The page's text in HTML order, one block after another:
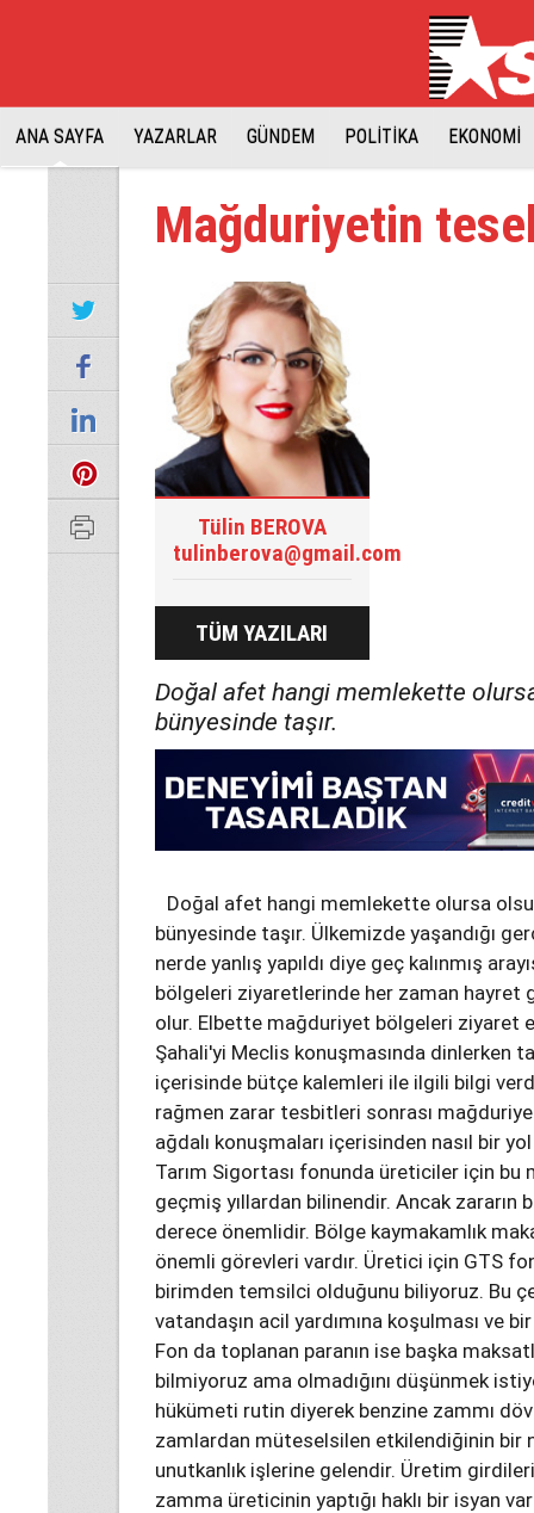
ANA SAYFA YAZARLAR GÜNDEM POLİTİKA EKONOMİ
Mağduriyetin
Tülin BEROVA
tulinberova@gmail.com
TÜM YAZILARI
Doğal afet hangi memlekette
bünyesinde taşır.
Doğal afet hangi memlekette olursa
bünyesinde taşır. Ülkemizde yaşandığı
nerde yanlış yapıldı diye geç kalınmış
bölgeleri ziyaretlerinde her zaman
olur. Elbette mağduriyet bölgeleri ziyaret
Şahali'yi Meclis konuşmasında dinlerken
içerisinde bütçe kalemleri ile ilgili bilgi
rağmen zarar tesbitleri sonrası
ağdalı konuşmaları içerisinden nasıl bir
Tarım Sigortası fonunda üreticiler için
geçmiş yıllardan bilinendir. Ancak zararın
derece önemlidir. Bölge kaymakamlık
önemli görevleri vardır. Üretici için GTS
birimden temsilci olduğunu biliyoruz. Bu
vatandaşın acil yardımına koşulması ve
Fon da toplanan paranın ise başka
bilmiyoruz ama olmadığını düşünmek
hükümeti rutin diyerek benzine zammı
zamlardan müteselsilen etkilendiğinin bir
unutkanlık işlerine gelendir. Üretim
zamma üreticinin yaptığı haklı bir isyan